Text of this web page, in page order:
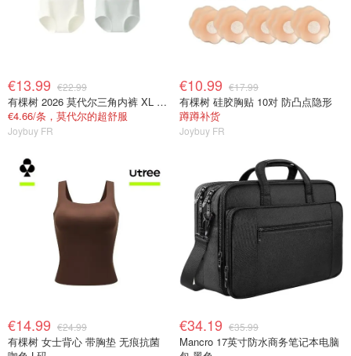
€13.99 €22.99
有棵树 2026 莫代尔三角内裤 XL 女士抗菌
€4.66/条，莫代尔的超舒服
Joybuy FR
€10.99 €17.99
有棵树 硅胶胸贴 10对 防凸点隐形
蹲蹲补货
Joybuy FR
€14.99 €24.99
有棵树 女士背心 带胸垫 无痕抗菌
€34.19 €35.99
Mancro 17英寸防水商务笔记本电脑